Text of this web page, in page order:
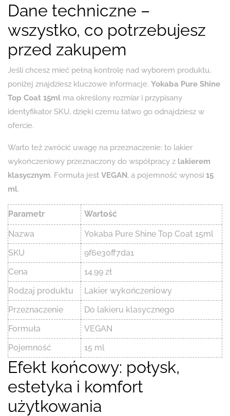
Dane techniczne –
wszystko, co potrzebujesz
przed zakupem
Jeśli chcesz mieć pełną kontrolę nad wyborem produktu,
poniżej znajdziesz kluczowe informacje. Yokaba Pure Shine
Top Coat 15ml ma określony rozmiar i przypisany
identyfikator SKU, dzięki czemu łatwo go odnajdziesz w
ofercie.
Warto też zwrócić uwagę na przeznaczenie: to lakier
wykończeniowy przeznaczony do współpracy z lakierem
klasycznym. Formuła jest VEGAN, a pojemność wynosi 15
ml.
Parametr Wartość
Nazwa
Yokaba Pure Shine Top Coat 15ml
SKU
9f6e30ff7da1
Cena
14.99 zł
Rodzaj produktu
Lakier wykończeniowy
Przeznaczenie
Do lakieru klasycznego
Formuła
VEGAN
Pojemność
15 ml
Efekt końcowy: połysk,
estetyka i komfort
użytkowania